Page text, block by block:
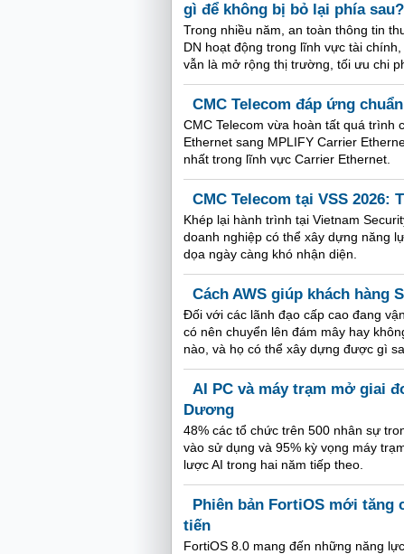
gì để không bị bỏ lại phía sau?
Trong nhiều năm, an toàn thông tin
DN hoạt động trong lĩnh vực tài
vẫn là mở rộng thị trường, tối ưu chi
CMC Telecom đáp ứng
CMC Telecom vừa hoàn tất quá trình
Ethernet sang MPLIFY Carrier
nhất trong lĩnh vực Carrier Ethernet.
CMC Telecom tại VSS 2026:
Khép lại hành trình tại Vietnam
doanh nghiệp có thể xây dựng năng
dọa ngày càng khó nhận diện.
Cách AWS giúp khách hàng
Đối với các lãnh đạo cấp cao đang
có nên chuyển lên đám mây hay
nào, và họ có thể xây dựng được gì
AI PC và máy trạm mở giai
Dương
48% các tổ chức trên 500 nhân sự
vào sử dụng và 95% kỳ vọng máy
lược AI trong hai năm tiếp theo.
Phiên bản FortiOS mới tăng
tiến
FortiOS 8.0 mang đến những năng